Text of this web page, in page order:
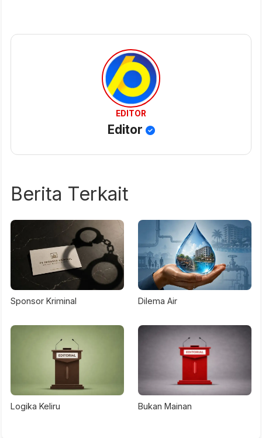
EDITOR
Editor
Berita Terkait
Sponsor Kriminal Dilema Air
Logika Keliru Bukan Mainan